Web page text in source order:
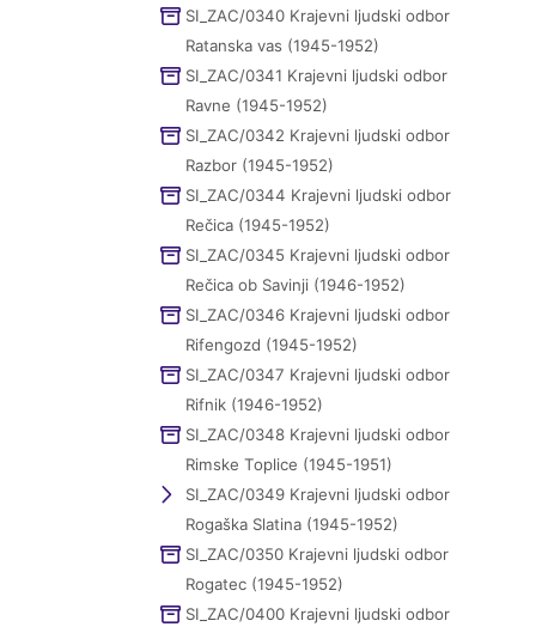
SI_ZAC/0340 Krajevni ljudski odbor
Ratanska vas (1945-1952)
SI_ZAC/0341 Krajevni ljudski odbor
Ravne (1945-1952)
SI_ZAC/0342 Krajevni ljudski odbor
Razbor (1945-1952)
SI_ZAC/0344 Krajevni ljudski odbor
Rečica (1945-1952)
SI_ZAC/0345 Krajevni ljudski odbor
Rečica ob Savinji (1946-1952)
SI_ZAC/0346 Krajevni ljudski odbor
Rifengozd (1945-1952)
SI_ZAC/0347 Krajevni ljudski odbor
Rifnik (1946-1952)
SI_ZAC/0348 Krajevni ljudski odbor
Rimske Toplice (1945-1951)
SI_ZAC/0349 Krajevni ljudski odbor
Rogaška Slatina (1945-1952)
SI_ZAC/0350 Krajevni ljudski odbor
Rogatec (1945-1952)
SI_ZAC/0400 Krajevni ljudski odbor